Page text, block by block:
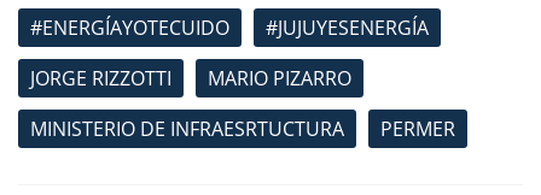
#ENERGÍAYOTECUIDO
#JUJUYESENERGÍA
JORGE RIZZOTTI
MARIO PIZARRO
MINISTERIO DE INFRAESRTUCTURA
PERMER